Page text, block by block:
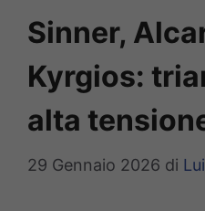
Sinner,
Kyrgios:
alta
29 Gennaio 2026 di